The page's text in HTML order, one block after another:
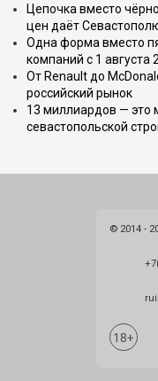
Цепочка вместо
цен даёт
Одна форма вместо
компаний с 1 августа
От Renault до
российский рынок
13 миллиардов — это
севастопольской
© 2014 -